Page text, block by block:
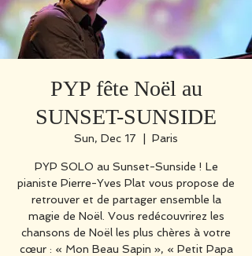
PYP fête Noël au
SUNSET-SUNSIDE
Sun, Dec 17 Paris
PYP SOLO au Sunset-Sunside ! Le
pianiste Pierre-Yves Plat vous propose de
retrouver et de partager ensemble la
magie de Noël. Vous redécouvrirez les
chansons de Noël les plus chères à votre
cœur : « Mon Beau Sapin », « Petit Papa